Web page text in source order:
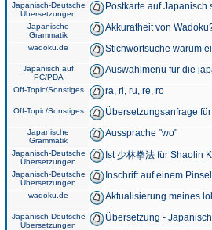
Japanisch-Deutsche
Übersetzungen
Postkarte auf Japanisch
Japanische
Grammatik
Akkuratheit von
wadoku.de Stichwortsuche warum
Japanisch auf
PC/PDA
Auswahlmenü für die
Off-Topic/Sonstiges ra, ri, ru, re, ro
Off-Topic/Sonstiges Übersetzungsanfrage
Japanische
Grammatik
Aussprache "wo"
Japanisch-Deutsche
Übersetzungen
Ist 少林拳法 für Shaolin
Japanisch-Deutsche
Übersetzungen
Inschrift auf einem
wadoku.de Aktualisierung meines
Japanisch-Deutsche
Übersetzungen
Übersetzung -